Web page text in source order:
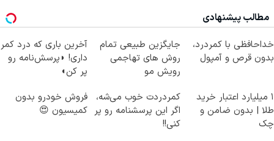
مطالب پیشنهادی
خداحافظی با کمردرد،
بدون قرص و آمپول
جایگزین طبیعی تمام
روش های تهاجمی
رویش مو
آخرین باری که درد کمر
داری! ◗پرسش‌نامه رو
پر کن◖
۱ میلیارد اعتبار خرید
طلا | بدون ضامن و
چک
کمردردت خوب می‌شه،
اگر این پرسشنامه رو پر
کنی!!
فروش خودرو بدون
کمیسیون 😍